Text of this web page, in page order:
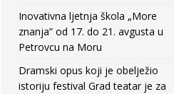
Inovativna ljetnja škola „More
znanja” od 17. do 21. avgusta u
Petrovcu na Moru
Dramski opus koji je obelježio
istoriju festival Grad teatar je za